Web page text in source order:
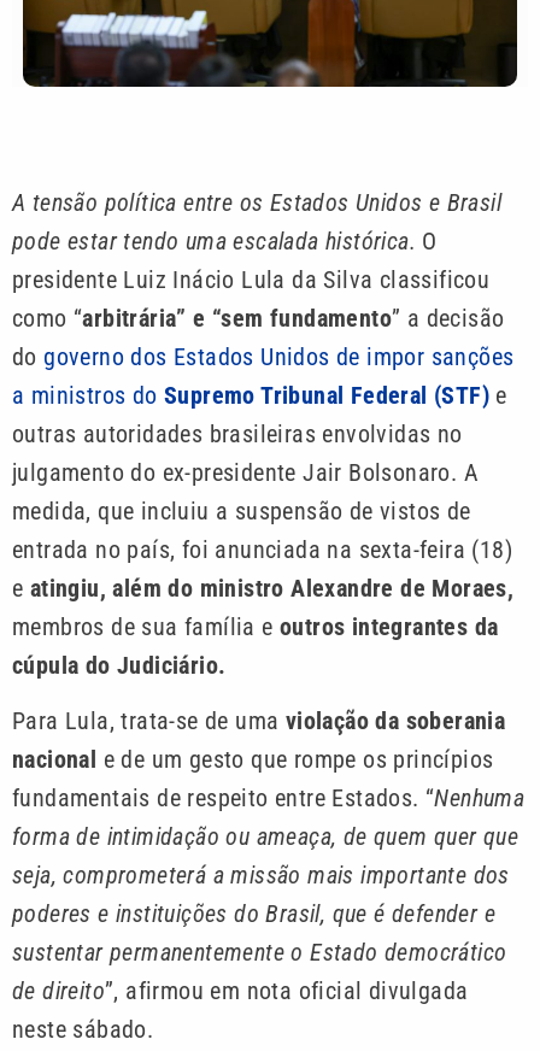
A tensão política entre os Estados Unidos e Brasil
pode estar tendo uma escalada histórica. O
presidente Luiz Inácio Lula da Silva classificou
como “arbitrária” e “sem fundamento” a decisão
do governo dos Estados Unidos de impor sanções
a ministros doSupremo Tribunal Federal (STF) e
outras autoridades brasileiras envolvidas no
julgamento do ex-presidente Jair Bolsonaro. A
medida, que incluiu a suspensão de vistos de
entrada no país, foi anunciada na sexta-feira (18)
e atingiu, além do ministro Alexandre de Moraes,
membros de sua família e outros integrantes da
cúpula do Judiciário.
Para Lula, trata-se de uma violação da soberania
nacional e de um gesto que rompe os princípios
fundamentais de respeito entre Estados. “Nenhuma
forma de intimidação ou ameaça, de quem quer que
seja, comprometerá a missão mais importante dos
poderes e instituições do Brasil, que é defender e
sustentar permanentemente o Estado democrático
de direito”, afirmou em nota oficial divulgada
neste sábado.